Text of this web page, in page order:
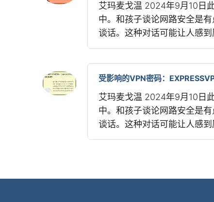
艾玛麦戈温 2024年9月10日
中。和孩子谈论网路安全是
谈话。这种对话可能让人感
受影响的VPN密码：
艾玛麦戈温 2024年9月10日
中。和孩子谈论网路安全是
谈话。这种对话可能让人感